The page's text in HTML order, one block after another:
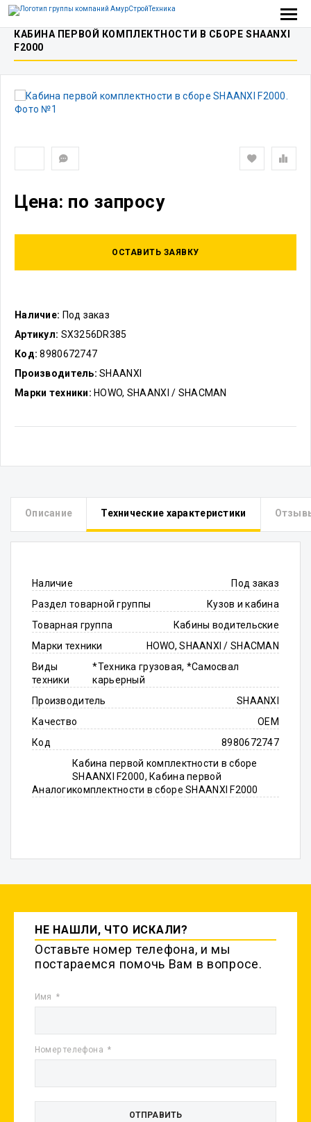
КАБИНА ПЕРВОЙ КОМПЛЕКТНОСТИ В СБОРЕ SHAANXI
F2000
Наличие: Под заказ
Артикул: SX3256DR385
Код: 8980672747
Производитель: SHAANXI
Марки техники: HOWO, SHAANXI / SHACMAN
Цена: по запросу
ОСТАВИТЬ ЗАЯВКУ
Описание Технические характеристики
Наличие
Под заказ
Раздел товарной группы
Кузов и кабина
Товарная группа
Кабины водительские
Марки техники
HOWO, SHAANXI / SHACMAN
Виды
техники
*Техника грузовая, *Самосвал
карьерный
Производитель
SHAANXI
Качество
OEM
Код
8980672747
Аналоги
Кабина первой комплектности в сборе
SHAANXI F2000, Кабина первой
комплектности в сборе SHAANXI F2000
НЕ НАШЛИ, ЧТО ИСКАЛИ?
Оставьте номер телефона, и мы
постараемся помочь Вам в вопросе.
Имя
Номер телефона